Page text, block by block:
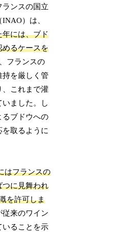
ランスの国立
）は、
年には、ブド
めるケースを
フランスの
持を厳しく管
、これまで灌
ました。し
るブドウへの
取るように
はフランスの
つに見舞われ
を許可しま
従来のワイン
いることを示